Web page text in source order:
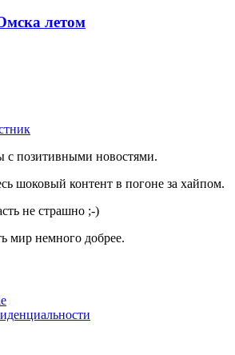
летом
с позитивными новостями.
шоковый контент в погоне за хайпом.
не страшно ;-)
мир немного добрее.